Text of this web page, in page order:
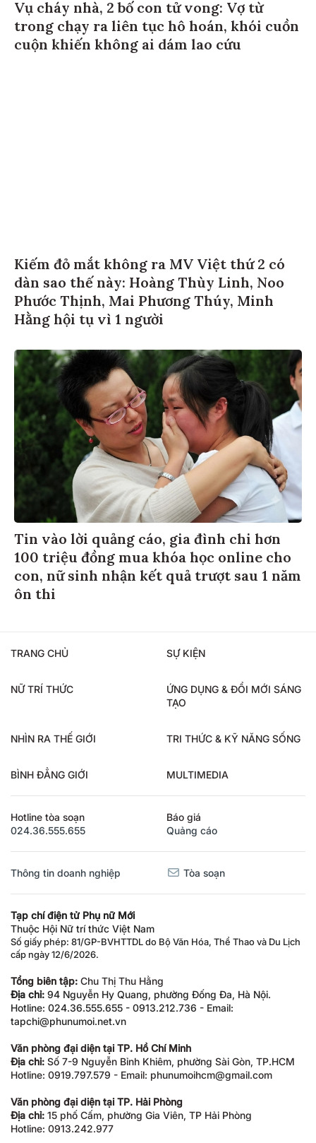
Vụ cháy nhà, 2 bố con tử vong: Vợ từ
trong chạy ra liên tục hô hoán, khói cuồn
cuộn khiến không ai dám lao cứu
Kiếm đỏ mắt không ra MV Việt thứ 2 có
dàn sao thế này: Hoàng Thùy Linh, Noo
Phước Thịnh, Mai Phương Thúy, Minh
Hằng hội tụ vì 1 người
Tin vào lời quảng cáo, gia đình chi hơn
100 triệu đồng mua khóa học online cho
con, nữ sinh nhận kết quả trượt sau 1 năm
ôn thi
TRANG CHỦ SỰ KIỆN
NỮ TRÍ THỨC
ỨNG DỤNG & ĐỔI MỚI SÁNG
TẠO
NHÌN RA THẾ GIỚI TRI THỨC & KỸ NĂNG SỐNG
BÌNH ĐẲNG GIỚI MULTIMEDIA
Hotline tòa soạn
024.36.555.655
Báo giá
Quảng cáo
Thông tin doanh nghiệp Tòa soạn
Tạp chí điện tử Phụ nữ Mới
Thuộc Hội Nữ trí thức Việt Nam
Số giấy phép: 81/GP-BVHTTDL do Bộ Văn Hóa, Thể Thao và Du Lịch
cấp ngày 12/6/2026.
Tổng biên tập: Chu Thị Thu Hằng
Địa chỉ: 94 Nguyễn Hy Quang, phường Đống Đa, Hà Nội.
Hotline: 024.36.555.655 - 0913.212.736 - Email:
tapchi@phunumoi.net.vn
Văn phòng đại diện tại TP. Hồ Chí Minh
Địa chỉ: Số 7-9 Nguyễn Bỉnh Khiêm, phường Sài Gòn, TP.HCM
Hotline: 0919.797.579 - Email: phunumoihcm@gmail.com
Văn phòng đại diện tại TP. Hải Phòng
Địa chỉ: 15 phố Cấm, phường Gia Viên, TP Hải Phòng
Hotline: 0913.242.977